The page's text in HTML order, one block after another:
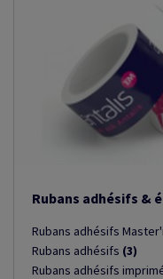
Rubans adhésifs &
Rubans adhésifs
Rubans adhésifs (3)
Rubans adhésifs